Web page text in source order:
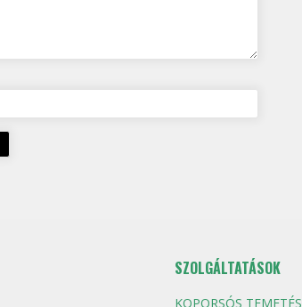
SZOLGÁLTATÁSOK
KOPORSÓS TEMETÉS